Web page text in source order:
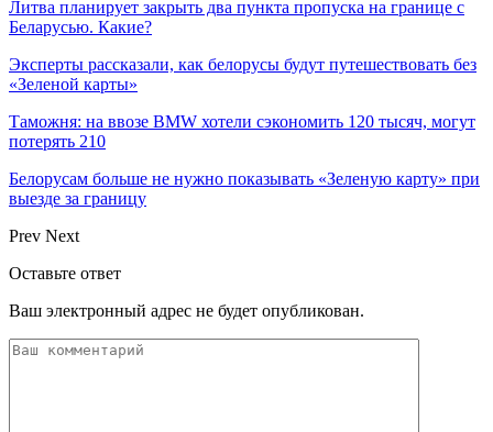
Литва планирует закрыть два пункта пропуска на границе с
Беларусью. Какие?
Эксперты рассказали, как белорусы будут путешествовать без
«Зеленой карты»
Таможня: на ввозе BMW хотели сэкономить 120 тысяч, могут
потерять 210
Белорусам больше не нужно показывать «Зеленую карту» при
выезде за границу
Prev Next
Оставьте ответ
Ваш электронный адрес не будет опубликован.